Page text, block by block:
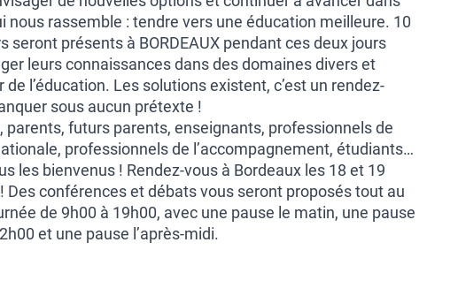
nous rassemble : tendre vers une éducation meilleure. 10
seront présents à BORDEAUX pendant ces deux jours
leurs connaissances dans des domaines divers et
de l’éducation. Les solutions existent, c’est un rendez-
sous aucun prétexte !
parents, futurs parents, enseignants, professionnels de
professionnels de l’accompagnement, étudiants…
les bienvenus ! Rendez-vous à Bordeaux les 18 et 19
Des conférences et débats vous seront proposés tout au
de 9h00 à 19h00, avec une pause le matin, une pause
et une pause l’après-midi.